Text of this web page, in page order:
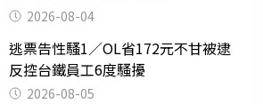
2026-08-04
逃票告性騷1／OL省172元不甘被逮
反控台鐵員工6度騷擾
2026-08-05